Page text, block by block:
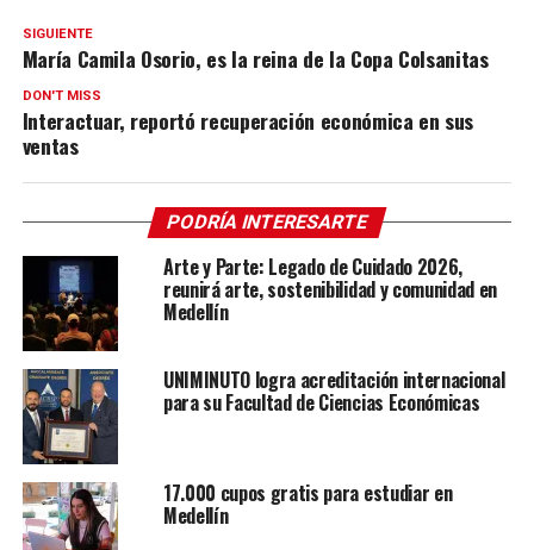
SIGUIENTE
María Camila Osorio, es la reina de la Copa Colsanitas
DON'T MISS
Interactuar, reportó recuperación económica en sus
ventas
PODRÍA INTERESARTE
Arte y Parte: Legado de Cuidado 2026,
reunirá arte, sostenibilidad y comunidad en
Medellín
UNIMINUTO logra acreditación internacional
para su Facultad de Ciencias Económicas
17.000 cupos gratis para estudiar en
Medellín